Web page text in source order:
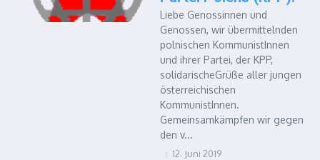
Liebe Genossinnen und
Genossen, wir übermittelnden
polnischen KommunistInnen
und ihrer Partei, der KPP,
solidarischeGrüße aller jungen
österreichischen
KommunistInnen.
Gemeinsamkämpfen wir gegen
den v...
12. Juni 2019